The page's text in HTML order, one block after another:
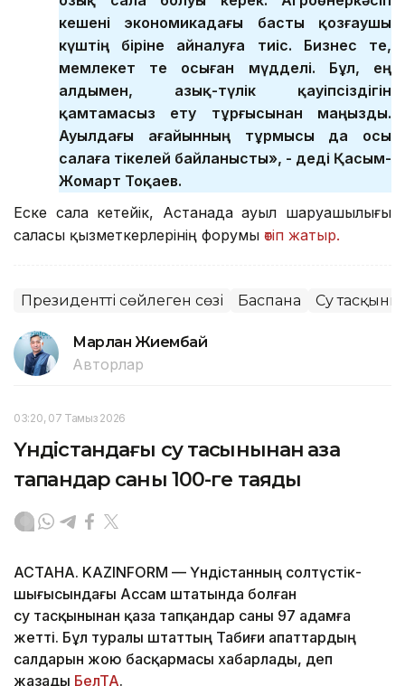
кешені экономикадағы басты қозғаушы
күштің біріне айналуға тиіс. Бизнес те,
мемлекет те осыған мүдделі. Бұл, ең
алдымен, азық-түлік қауіпсіздігін
қамтамасыз ету тұрғысынан маңызды.
Ауылдағы ағайынның тұрмысы да осы
салаға тікелей байланысты», - деді Қасым-
Жомарт Тоқаев.
Еске сала кетейік, Астанада ауыл шаруашылығы
саласы қызметкерлерінің форумы өтіп жатыр.
Президенттің сөйлеген сөзі Баспана Су тасқыны
Марлан Жиембай
Авторлар
03:20, 07 Тамыз 2026
Үндістандағы су тасқынынан қаза
тапқандар саны 100-ге таяды
АСТАНА. KAZINFORM — Үндістанның солтүстік-
шығысындағы Ассам штатында болған
су тасқынынан қаза тапқандар саны 97 адамға
жетті. Бұл туралы штаттың Табиғи апаттардың
салдарын жою басқармасы хабарлады, деп
жазады БелТА.